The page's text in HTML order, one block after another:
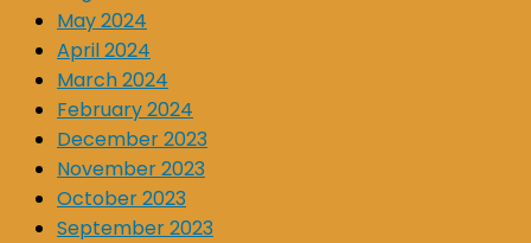
May 2024
April 2024
March 2024
February 2024
December 2023
November 2023
October 2023
September 2023